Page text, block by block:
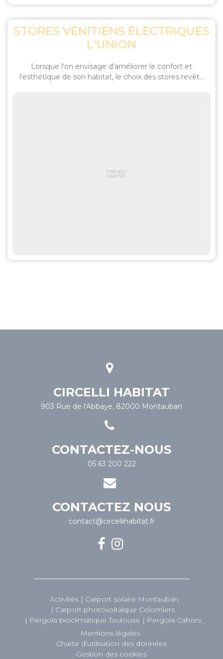
STORES VÉNITIENS ÉLECTRIQUES
L'UNION
Lorsque l'on envisage d'améliorer le confort et
l'esthétique de son habitat, le choix des stores revêt...
CIRCELLI HABITAT
903 Rue de l'Abbaye, 82000 Montauban
CONTACTEZ-NOUS
05 63 200 222
CONTACTEZ NOUS
contact@circellihabitat.fr
Activités
Carport solaire Montauban
Carport photovoltaïque Colomiers
Pergola bioclimatique Toulouse
Pergola Cahors
Mentions légales
Charte d’utilisation des données
Gestion des cookies